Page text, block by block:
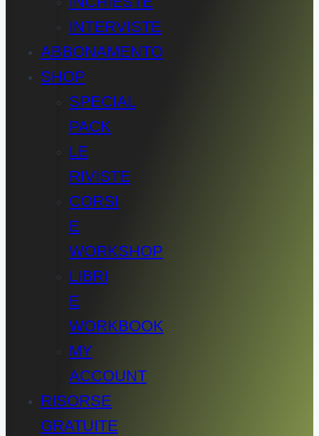
INTERVISTE
ABBONAMENTO
SHOP
SPECIAL
PACK
LE
RIVISTE
CORSI
E
WORKSHOP
LIBRI
E
WORKBOOK
MY
ACCOUNT
RISORSE
GRATUITE